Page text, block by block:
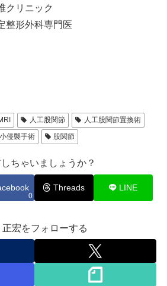
クリニック
整形外科専門医
人工股関節
人工股関節置換術
侵襲手術 股関節
ちゃいましょうか？
0
Threads LINE
正宏をフォローする